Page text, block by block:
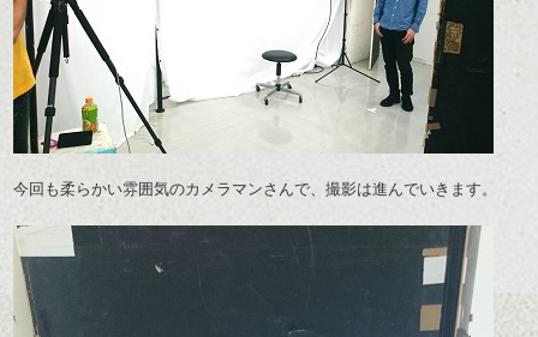
今回も柔らかい雰囲気のカメラマンさんで、撮影は進んでいきます。